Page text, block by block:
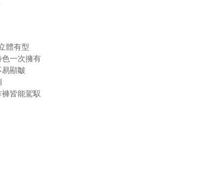
體有型
一次擁有
易顯皺
皆能駕馭